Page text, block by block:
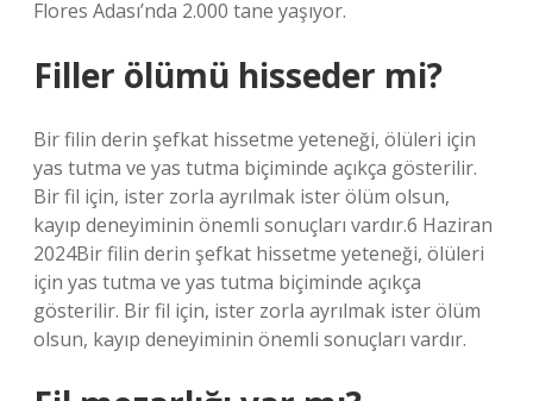
Flores Adası’nda 2.000 tane yaşıyor.
Filler ölümü hisseder mi?
Bir filin derin şefkat hissetme yeteneği, ölüleri için
yas tutma ve yas tutma biçiminde açıkça gösterilir.
Bir fil için, ister zorla ayrılmak ister ölüm olsun,
kayıp deneyiminin önemli sonuçları vardır.6 Haziran
2024Bir filin derin şefkat hissetme yeteneği, ölüleri
için yas tutma ve yas tutma biçiminde açıkça
gösterilir. Bir fil için, ister zorla ayrılmak ister ölüm
olsun, kayıp deneyiminin önemli sonuçları vardır.